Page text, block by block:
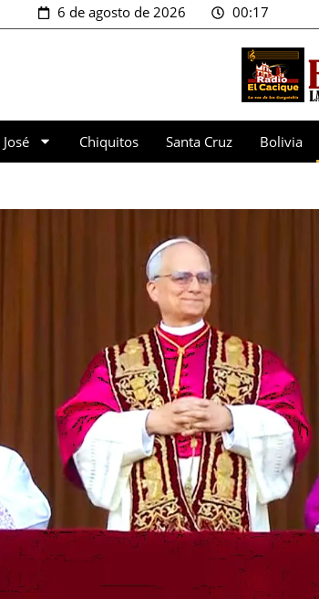
6 de agosto de 2026 00:17
Chiquitos Santa Cruz Bolivia